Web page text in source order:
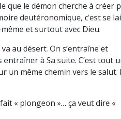
que le démon cherche à créer
deutéronomique, c’est se
et surtout avec Dieu.
au désert. On s’entraîne et
à Sa suite. C’est tout
un même chemin vers le salut.
« plongeon »… ça veut dire «